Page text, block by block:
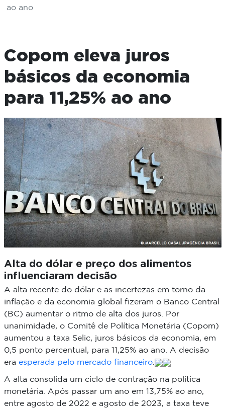
ao ano
Copom eleva juros
básicos da economia
para 11,25% ao ano
Alta do dólar e preço dos alimentos
influenciaram decisão
A alta recente do dólar e as incertezas em torno da
inflação e da economia global fizeram o Banco Central
(BC) aumentar o ritmo de alta dos juros. Por
unanimidade, o Comitê de Política Monetária (Copom)
aumentou a taxa Selic, juros básicos da economia, em
0,5 ponto percentual, para 11,25% ao ano. A decisão
era esperada pelo mercado financeiro.
A alta consolida um ciclo de contração na política
monetária. Após passar um ano em 13,75% ao ano,
entre agosto de 2022 e agosto de 2023, a taxa teve